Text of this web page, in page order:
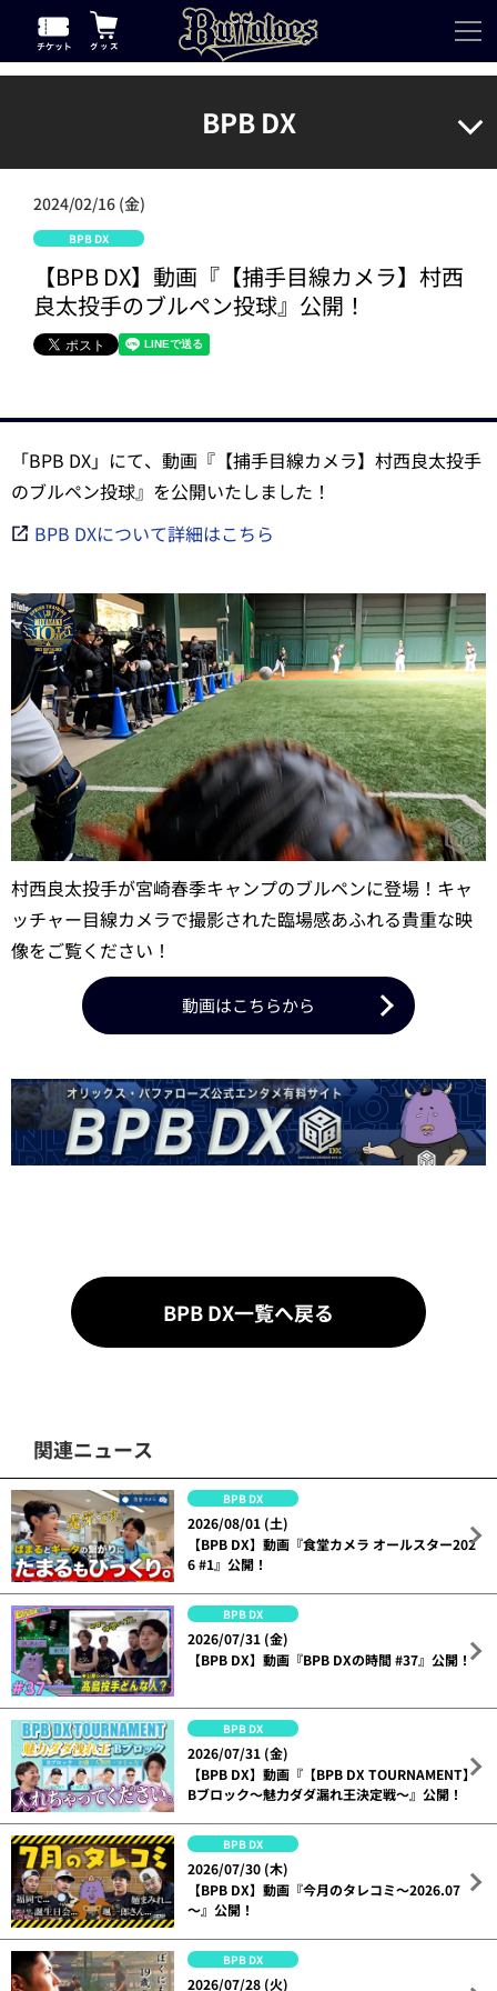
BPB DX
2024/02/16 (金)
BPB DX
【BPB DX】動画『【捕手目線カメラ】村西
良太投手のブルペン投球』公開！
「BPB DX」にて、動画『【捕手目線カメラ】村西良太投手
のブルペン投球』を公開いたしました！
BPB DXについて詳細はこちら
村西良太投手が宮崎春季キャンプのブルペンに登場！キャ
ッチャー目線カメラで撮影された臨場感あふれる貴重な映
像をご覧ください！
動画はこちらから
BPB DX一覧へ戻る
関連ニュース
BPB DX
2026/08/01 (土)
【BPB DX】動画『食堂カメラ オールスター202
6 #1』公開！
BPB DX
2026/07/31 (金)
【BPB DX】動画『BPB DXの時間 #37』公開！
BPB DX
2026/07/31 (金)
【BPB DX】動画『【BPB DX TOURNAMENT】
Bブロック～魅力ダダ漏れ王決定戦～』公開！
BPB DX
2026/07/30 (木)
【BPB DX】動画『今月のタレコミ～2026.07
～』公開！
BPB DX
2026/07/28 (火)